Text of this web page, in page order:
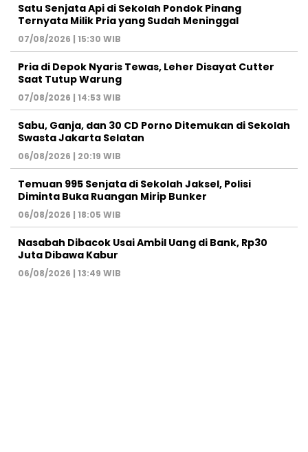
Satu Senjata Api di Sekolah Pondok Pinang
Ternyata Milik Pria yang Sudah Meninggal
07/08/2026 | 15:30 WIB
Pria di Depok Nyaris Tewas, Leher Disayat Cutter
Saat Tutup Warung
07/08/2026 | 14:53 WIB
Sabu, Ganja, dan 30 CD Porno Ditemukan di Sekolah
Swasta Jakarta Selatan
06/08/2026 | 20:19 WIB
Temuan 995 Senjata di Sekolah Jaksel, Polisi
Diminta Buka Ruangan Mirip Bunker
06/08/2026 | 18:05 WIB
Nasabah Dibacok Usai Ambil Uang di Bank, Rp30
Juta Dibawa Kabur
06/08/2026 | 13:49 WIB